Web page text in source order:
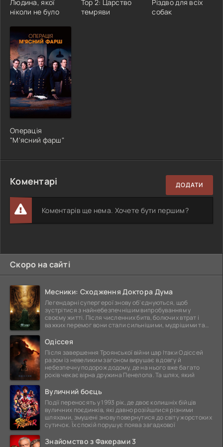
Людина, якої
ніколи не було
Тор 2: Царство
темряви
Різдво для всіх
собак
Операція
"М'ясний фарш"
Коментарі ДОДАТИ
Коментарів ще нема. Хочете бути першим?
Скоро на сайті
Месники: Сходження Доктора Дума
Легендарні супергерої знову об'єднуються, щоб
зустрітися з найнебезпечнішим випробуванням у
своєму житті. Після численних битв, болючих втрат і
важких перемог вони стали сильнішими, мудрішими та
Одіссея
Після завершення Троянської війни цар Ітаки Одіссей
разом із невеликим загоном вирушає в довгу й
небезпечну подорож додому, де на нього вже багато
років чекає вірна дружина Пенелопа. Та шлях, який
Вуличний боєць
Події переносять у 1993 рік, де двоє колишніх бійців
вуличних поєдинків, які давно розійшлися різними
шляхами, змушені знову повернутися до світу жорстоких
сутичок. Їх спокій порушує поява загадкової
Знайомство з Факерами 3